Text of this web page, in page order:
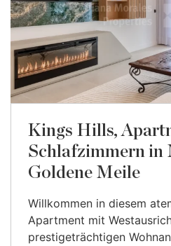
Kings Hills,
Schlafzimmern in
Goldene Meile
Willkommen in diesem
Apartment mit
prestigeträchtigen